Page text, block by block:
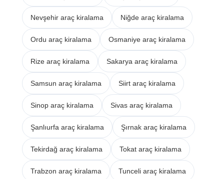
Nevşehir araç kiralama Niğde araç kiralama
Ordu araç kiralama Osmaniye araç kiralama
Rize araç kiralama Sakarya araç kiralama
Samsun araç kiralama Siirt araç kiralama
Sinop araç kiralama Sivas araç kiralama
Şanlıurfa araç kiralama Şırnak araç kiralama
Tekirdağ araç kiralama Tokat araç kiralama
Trabzon araç kiralama Tunceli araç kiralama